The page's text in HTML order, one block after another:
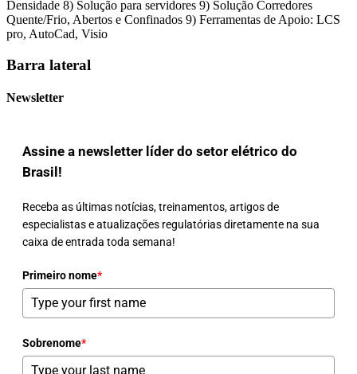
Densidade 8) Solução para servidores 9) Solução Corredores
Quente/Frio, Abertos e Confinados 9) Ferramentas de Apoio: LCS
pro, AutoCad, Visio
Barra lateral
Newsletter
Assine a newsletter líder do setor elétrico do
Brasil!
Receba as últimas notícias, treinamentos, artigos de
especialistas e atualizações regulatórias diretamente na sua
caixa de entrada toda semana!
Primeiro nome*
Sobrenome*